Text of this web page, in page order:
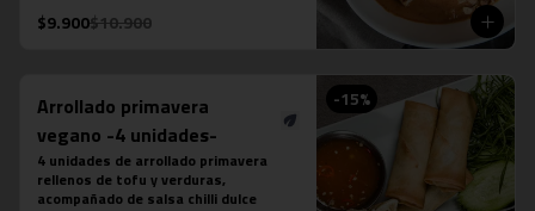
Estos son los ingredientes que
acompañas los distintos currys que
-Panang: Maní y pimentón rojo
-Rojo: Cebolla morada, albahaca
fresca, jugo de piña y tomate
-Verde: Berenjenas, cebolla morada y
albahaca fresca
$9.900$10.900
-15%
Arrollado primavera
vegano -4 unidades-
4 unidades de arrollado primavera
rellenos de tofu y verduras,
acompañado de salsa chilli dulce